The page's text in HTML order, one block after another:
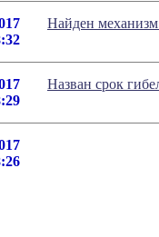
Найден
Назван срок